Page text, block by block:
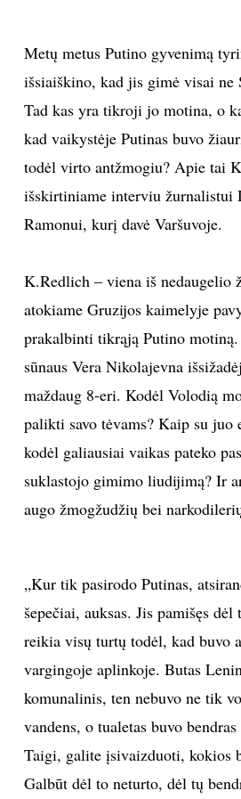
FOTOGRAFIJA
MENAS
ORAI
ĮDOMYBĖS
ISTORIJA
KNYGOS
INTERJERAS
NAMAI
VIRTUVĖ
VAIKAI
NELAIMĖS
PRIVATUMO POLITIKA
Metų metus Putino gyvenimą
išsiaiškino, kad jis gimė visai ne
Tad kas yra tikroji jo motina, o
kad vaikystėje Putinas buvo
todėl virto antžmogiu? Apie tai
išskirtiniame interviu žurnalistui
Ramonui, kurį davė Varšuvoje.
K.Redlich – viena iš nedaugelio
atokiame Gruzijos kaimelyje
prakalbinti tikrąją Putino motiną.
sūnaus Vera Nikolajevna
maždaug 8-eri. Kodėl Volodią
palikti savo tėvams? Kaip su juo
kodėl galiausiai vaikas pateko
suklastojo gimimo liudijimą? Ir
augo žmogžudžių bei
„Kur tik pasirodo Putinas,
šepečiai, auksas. Jis pamišęs
reikia visų turtų todėl, kad buvo
vargingoje aplinkoje. Butas
komunalinis, ten nebuvo ne tik
vandens, o tualetas buvo
Taigi, galite įsivaizduoti, kokios
Galbūt dėl to neturto, dėl tų